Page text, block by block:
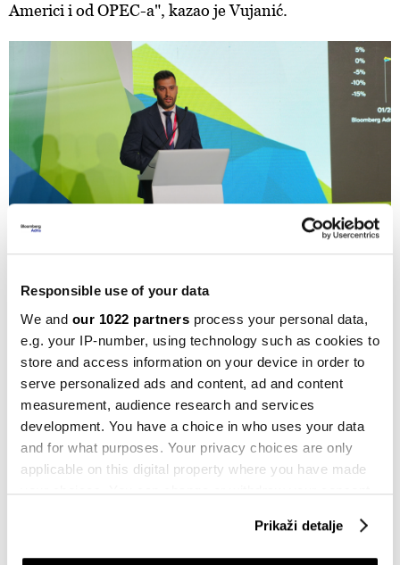
Responsible use of your data
We and our 1022 partners process your personal data,
e.g. your IP-number, using technology such as cookies to
store and access information on your device in order to
serve personalized ads and content, ad and content
measurement, audience research and services
development. You have a choice in who uses your data
and for what purposes. Your privacy choices are only
applicable on this digital property where you have made
your choices. You can change or withdraw your consent
Prikaži detalje
Americi i od OPEC-a", kazao je Vujanić.
Prognoze
Evropa za sada, prema podacima, stoji dobro uprkos
carinama, a fiskalni stimulansi guraju evropski equity.
Lideri u rastu su finansije i industrija, dok su
autoindustrija i farmacija sektori koji su najgore
prošli. IT dosta loše stoji jer kaska za AI trendovima.
U trećem i četvrtom kvartalu ove godine Vujanić